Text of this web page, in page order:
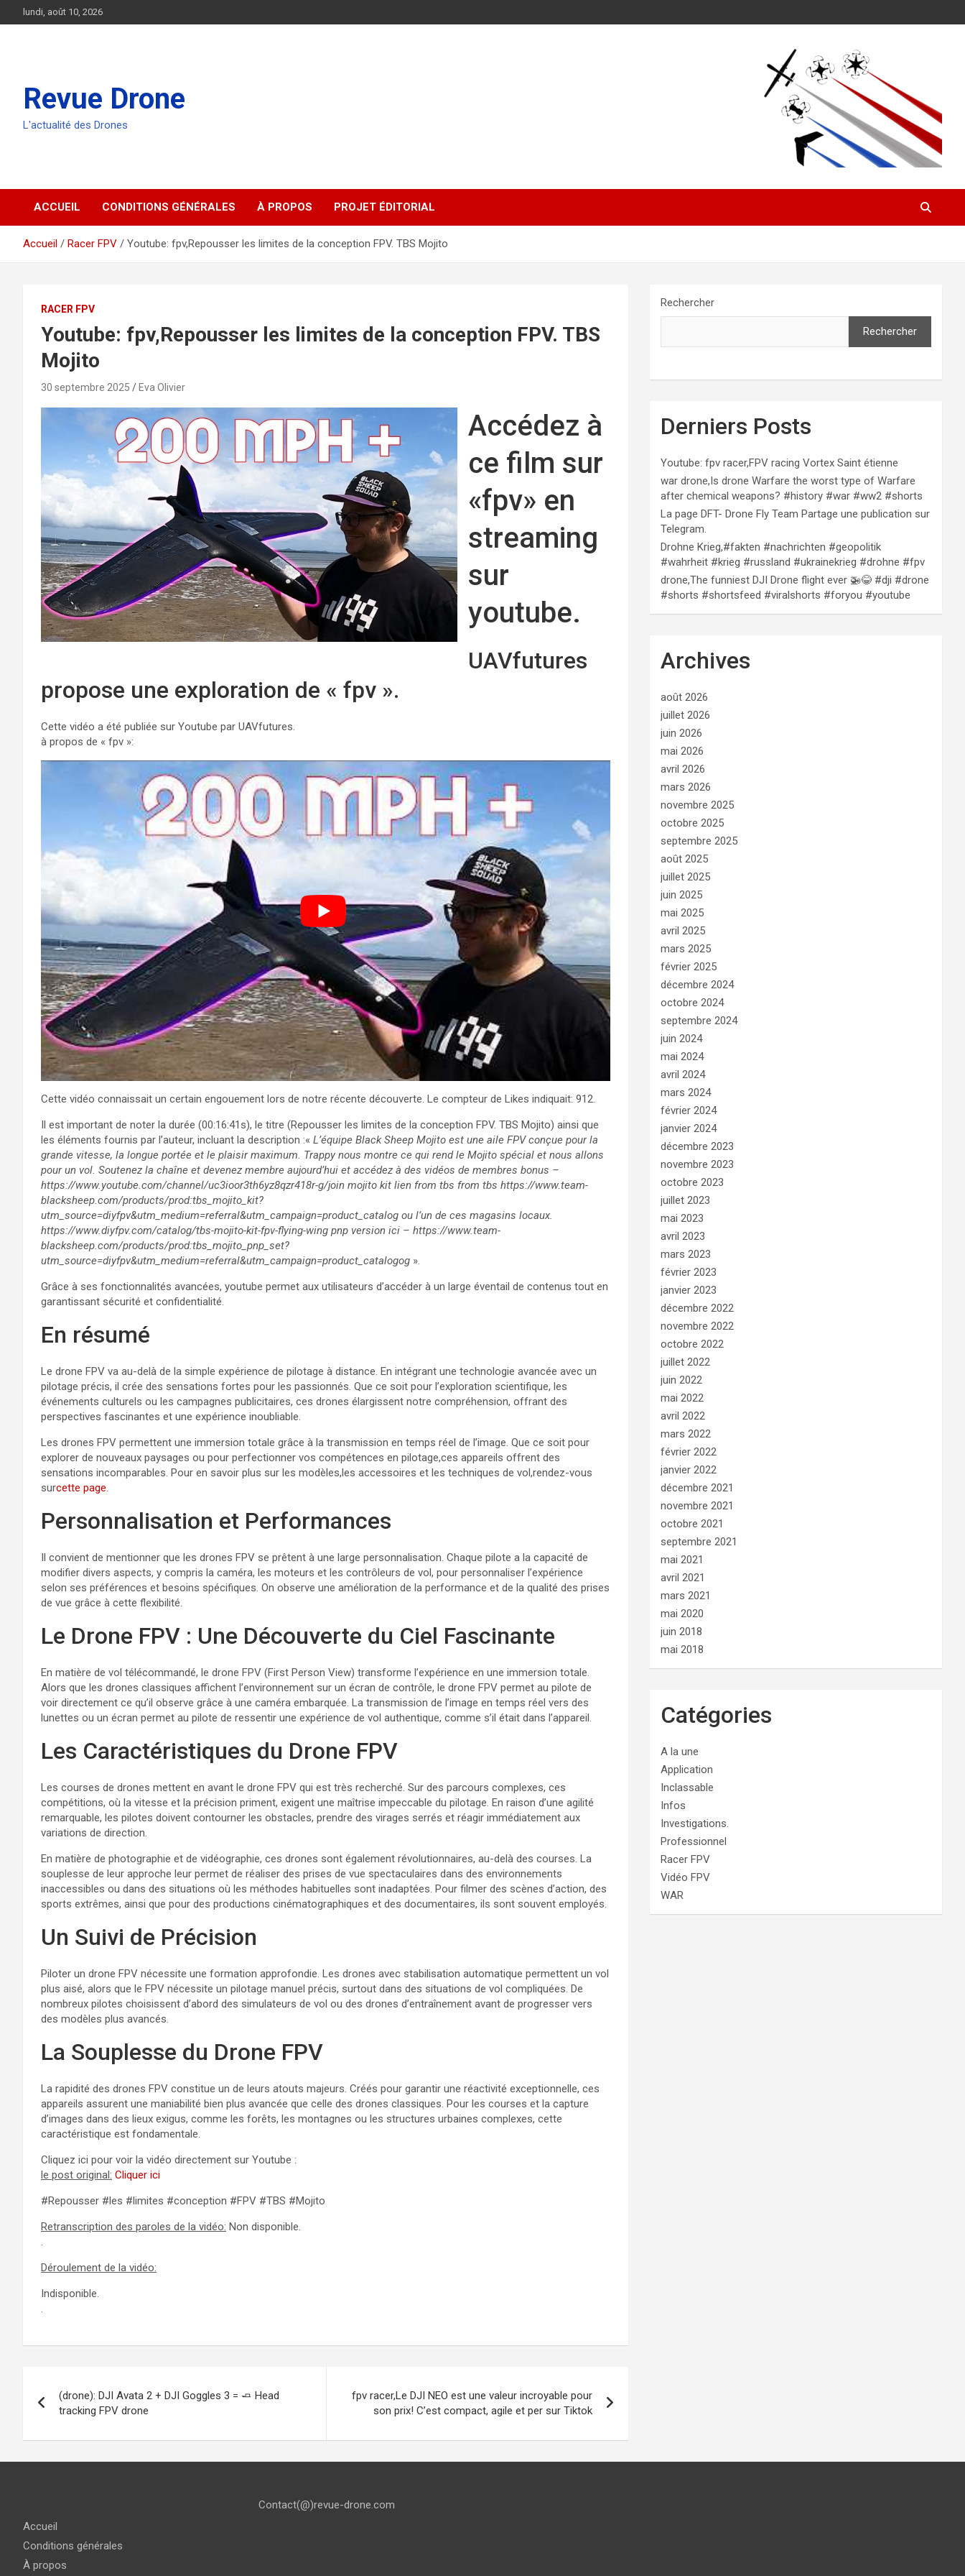
au
lundi, août 10, 2026
Revue Drone
L'actualité des Drones
ACCUEIL CONDITIONS GÉNÉRALES À PROPOS PROJET ÉDITORIAL
Accueil Racer FPV Youtube: fpv,Repousser les limites de la conception FPV. TBS Mojito
RACER FPV
Youtube: fpv,Repousser les limites de la conception FPV. TBS
Mojito
30 septembre 2025 Eva Olivier
Accédez à
ce film sur
«fpv» en
streaming
sur
youtube.
UAVfutures
propose une exploration de « fpv ».
Cette vidéo a été publiée sur Youtube par UAVfutures.
à propos de « fpv »:
Cette vidéo connaissait un certain engouement lors de notre récente découverte. Le compteur de Likes indiquait: 912.
Il est important de noter la durée (00:16:41s), le titre (Repousser les limites de la conception FPV. TBS Mojito) ainsi que
les éléments fournis par l’auteur, incluant la description :« L’équipe Black Sheep Mojito est une aile FPV conçue pour la
grande vitesse, la longue portée et le plaisir maximum. Trappy nous montre ce qui rend le Mojito spécial et nous allons
pour un vol. Soutenez la chaîne et devenez membre aujourd’hui et accédez à des vidéos de membres bonus –
https://www.youtube.com/channel/uc3ioor3th6yz8qzr418r-g/join mojito kit lien from tbs from tbs https://www.team-
blacksheep.com/products/prod:tbs_mojito_kit?
utm_source=diyfpv&utm_medium=referral&utm_campaign=product_catalog ou l’un de ces magasins locaux.
https://www.diyfpv.com/catalog/tbs-mojito-kit-fpv-flying-wing pnp version ici – https://www.team-
blacksheep.com/products/prod:tbs_mojito_pnp_set?
utm_source=diyfpv&utm_medium=referral&utm_campaign=product_catalogog ».
Grâce à ses fonctionnalités avancées, youtube permet aux utilisateurs d’accéder à un large éventail de contenus tout en
garantissant sécurité et confidentialité.
En résumé
Le drone FPV va au-delà de la simple expérience de pilotage à distance. En intégrant une technologie avancée avec un
pilotage précis, il crée des sensations fortes pour les passionnés. Que ce soit pour l’exploration scientifique, les
événements culturels ou les campagnes publicitaires, ces drones élargissent notre compréhension, offrant des
perspectives fascinantes et une expérience inoubliable.
Les drones FPV permettent une immersion totale grâce à la transmission en temps réel de l’image. Que ce soit pour
explorer de nouveaux paysages ou pour perfectionner vos compétences en pilotage,ces appareils offrent des
sensations incomparables. Pour en savoir plus sur les modèles,les accessoires et les techniques de vol,rendez-vous
surcette page.
Personnalisation et Performances
Il convient de mentionner que les drones FPV se prêtent à une large personnalisation. Chaque pilote a la capacité de
modifier divers aspects, y compris la caméra, les moteurs et les contrôleurs de vol, pour personnaliser l’expérience
selon ses préférences et besoins spécifiques. On observe une amélioration de la performance et de la qualité des prises
de vue grâce à cette flexibilité.
Le Drone FPV : Une Découverte du Ciel Fascinante
En matière de vol télécommandé, le drone FPV (First Person View) transforme l’expérience en une immersion totale.
Alors que les drones classiques affichent l’environnement sur un écran de contrôle, le drone FPV permet au pilote de
voir directement ce qu’il observe grâce à une caméra embarquée. La transmission de l’image en temps réel vers des
lunettes ou un écran permet au pilote de ressentir une expérience de vol authentique, comme s’il était dans l’appareil.
Les Caractéristiques du Drone FPV
Les courses de drones mettent en avant le drone FPV qui est très recherché. Sur des parcours complexes, ces
compétitions, où la vitesse et la précision priment, exigent une maîtrise impeccable du pilotage. En raison d’une agilité
remarquable, les pilotes doivent contourner les obstacles, prendre des virages serrés et réagir immédiatement aux
variations de direction.
En matière de photographie et de vidéographie, ces drones sont également révolutionnaires, au-delà des courses. La
souplesse de leur approche leur permet de réaliser des prises de vue spectaculaires dans des environnements
inaccessibles ou dans des situations où les méthodes habituelles sont inadaptées. Pour filmer des scènes d’action, des
sports extrêmes, ainsi que pour des productions cinématographiques et des documentaires, ils sont souvent employés.
Un Suivi de Précision
Piloter un drone FPV nécessite une formation approfondie. Les drones avec stabilisation automatique permettent un vol
plus aisé, alors que le FPV nécessite un pilotage manuel précis, surtout dans des situations de vol compliquées. De
nombreux pilotes choisissent d’abord des simulateurs de vol ou des drones d’entraînement avant de progresser vers
des modèles plus avancés.
La Souplesse du Drone FPV
La rapidité des drones FPV constitue un de leurs atouts majeurs. Créés pour garantir une réactivité exceptionnelle, ces
appareils assurent une maniabilité bien plus avancée que celle des drones classiques. Pour les courses et la capture
d’images dans des lieux exigus, comme les forêts, les montagnes ou les structures urbaines complexes, cette
caractéristique est fondamentale.
Cliquez ici pour voir la vidéo directement sur Youtube :
le post original: Cliquer ici
#Repousser #les #limites #conception #FPV #TBS #Mojito
Retranscription des paroles de la vidéo: Non disponible.
.
Déroulement de la vidéo:
Indisponible.
.
de
l’article
(drone): DJI Avata 2 + DJI Goggles 3 = 🧈 Head
tracking FPV drone
fpv racer,Le DJI NEO est une valeur incroyable pour
son prix! C’est compact, agile et per sur Tiktok
Rechercher
Rechercher
Derniers Posts
Youtube: fpv racer,FPV racing Vortex Saint étienne
war drone,Is drone Warfare the worst type of Warfare
after chemical weapons? #history #war #ww2 #shorts
La page DFT- Drone Fly Team Partage une publication sur
Telegram.
Drohne Krieg,#fakten #nachrichten #geopolitik
#wahrheit #krieg #russland #ukrainekrieg #drohne #fpv
drone,The funniest DJI Drone flight ever 🚁😂 #dji #drone
#shorts #shortsfeed #viralshorts #foryou #youtube
Archives
août 2026
juillet 2026
juin 2026
mai 2026
avril 2026
mars 2026
novembre 2025
octobre 2025
septembre 2025
août 2025
juillet 2025
juin 2025
mai 2025
avril 2025
mars 2025
février 2025
décembre 2024
octobre 2024
septembre 2024
juin 2024
mai 2024
avril 2024
mars 2024
février 2024
janvier 2024
décembre 2023
novembre 2023
octobre 2023
juillet 2023
mai 2023
avril 2023
mars 2023
février 2023
janvier 2023
décembre 2022
novembre 2022
octobre 2022
juillet 2022
juin 2022
mai 2022
avril 2022
mars 2022
février 2022
janvier 2022
décembre 2021
novembre 2021
octobre 2021
septembre 2021
mai 2021
avril 2021
mars 2021
mai 2020
juin 2018
mai 2018
Catégories
A la une
Application
Inclassable
Infos
Investigations.
Professionnel
Racer FPV
Vidéo FPV
WAR
Accueil
Conditions générales
À propos
Contact(@)revue-drone.com